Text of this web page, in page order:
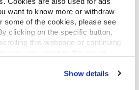
want to know more or withdraw
some of the cookies, please see
clicking on the specific button,
this webpage or continuing
Show details
de l'énorme importance
et de
cultures qui, dans la
enrichissent notre équipe
supplémentaire.